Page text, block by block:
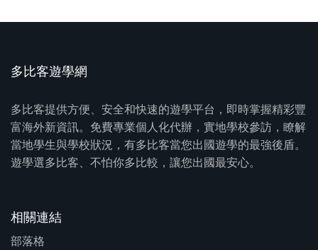
多比客遊學網
多比客提供方便、安全和快速的遊學平台，即時掌握精彩豐
富海外新資訊。免費專業個人化代辦，實地學校參訪，瞭解
當地學生與學校狀況，有多比客當您出國遊學的最強後盾。
遊學選多比客、不怕你多比較，讓您出國最安心。
相關連結
部落格